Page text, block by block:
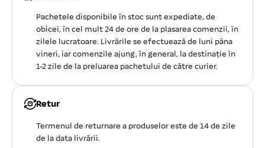
Pachetele disponibile în stoc sunt expediate, de
obicei, în cel mult 24 de ore de la plasarea comenzii, în
zilele lucratoare. Livrările se efectuează de luni pâna
vineri, iar comenzile ajung, în general, la destinație în
1-2 zile de la preluarea pachetului de către curier.
Retur
Termenul de returnare a produselor este de 14 de zile
de la data livrării.